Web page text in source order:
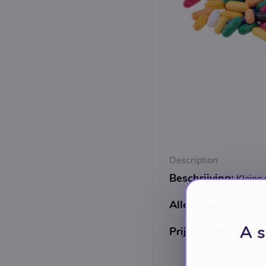
Description
Beschrijving:Kleine
Allergenen:
Prijs per ons (100
A